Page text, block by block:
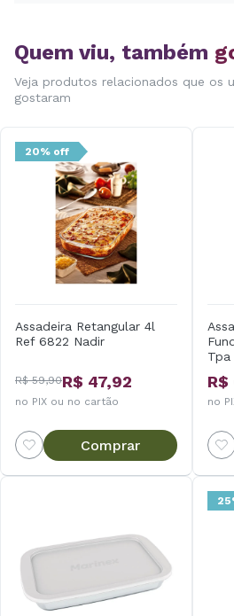
Quem viu, também
Veja produtos relacionados que os
gostaram
20% off
Assadeira Retangular 4l
Ref 6822 Nadir
R$ 59,90R$ 47,92
no PIX ou no cartão
Comprar
Tpa
no